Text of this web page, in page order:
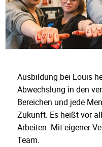
Ausbildung bei Louis
Abwechslung in den
Bereichen und jede
Zukunft. Es heißt vor
Arbeiten. Mit eigener
Team.